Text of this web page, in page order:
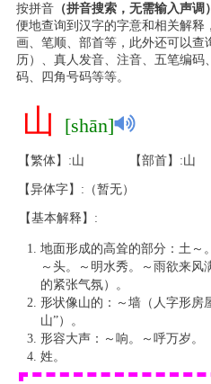
按拼音（拼音搜索，无需输入声调）
便地查询到汉字的字意和相关解释
画、笔顺、部首等，此外还可以查
历）、真人发音、注音、五笔编码
码、四角号码等等。
山 [shān]
【繁体】:山 【部首】:山
【异体字】:（暂无）
【基本解释】:
地面形成的高耸的部分：土～
～头。～明水秀。～雨欲来
的紧张气氛）。
形状像山的：～墙（人字形房
山”）。
形容大声：～响。～呼万岁。
姓。